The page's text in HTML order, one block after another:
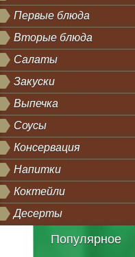
Первые блюда
Вторые блюда
Салаты
Закуски
Выпечка
Соусы
Консервация
Напитки
Коктейли
Десерты
Популярное